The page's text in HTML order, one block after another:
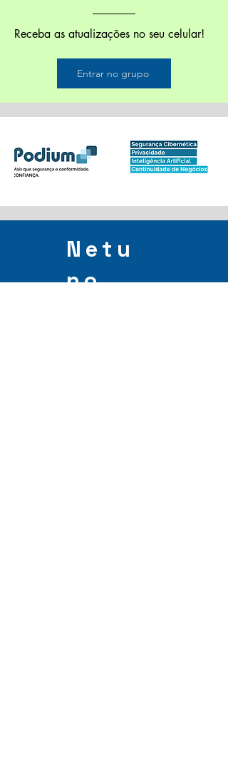
Receba as atualizações no seu celular!
Entrar no grupo
Netu
no